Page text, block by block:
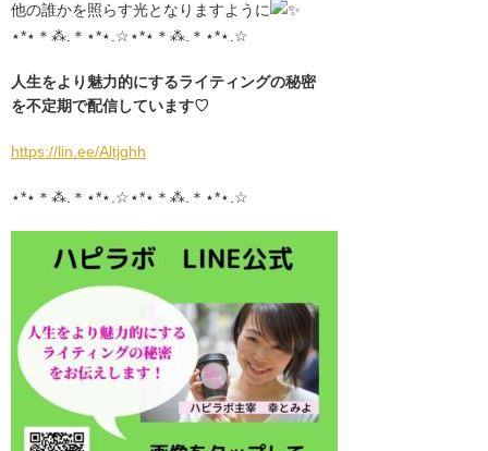
他の誰かを照らす光となりますように
⋆*⋆＊⁂.＊⋆*⋆.☆⋆*⋆＊⁂.＊⋆*⋆.☆
人生をより魅力的にするライティングの秘密
を不定期で配信しています♡
https://lin.ee/Altjghh
⋆*⋆＊⁂.＊⋆*⋆.☆⋆*⋆＊⁂.＊⋆*⋆.☆